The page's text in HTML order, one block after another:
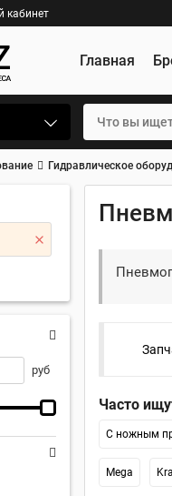
кабинет
Главная
Гидравлическое
руб
Часто
С ножным
Mega